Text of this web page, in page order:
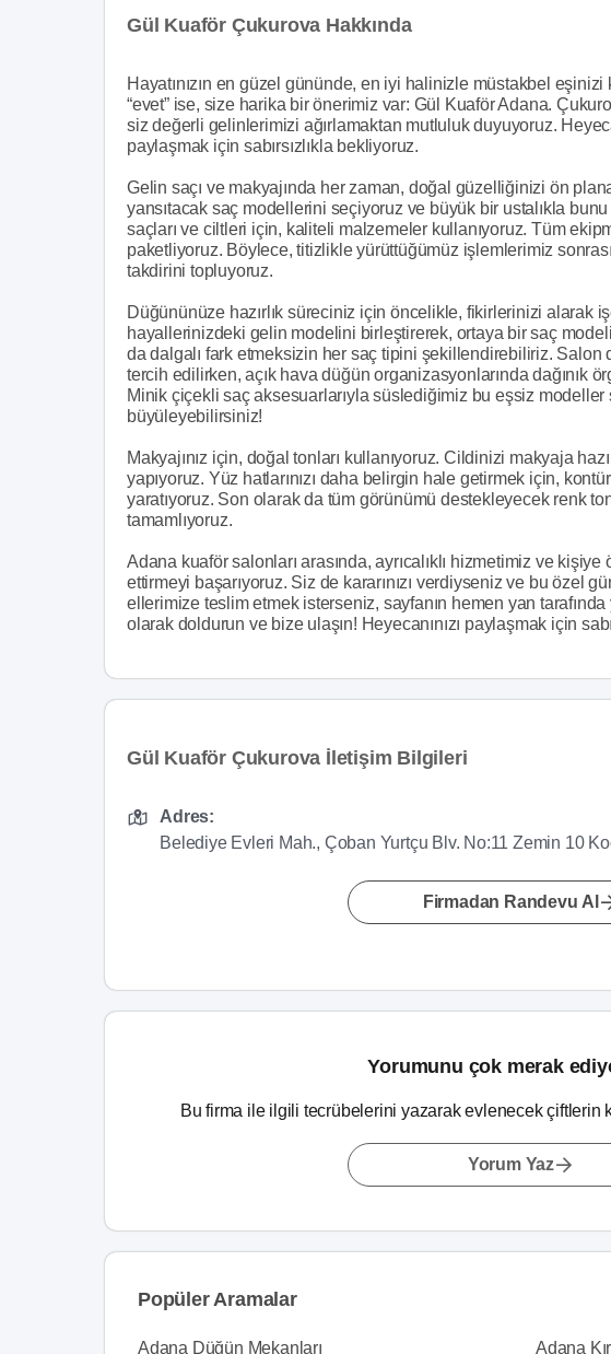
Gül Kuaför Çukurova Hakkında
Hayatınızın en güzel gününde, en iyi halinizle müstakbel eşinizi
“evet” ise, size harika bir önerimiz var: Gül Kuaför Adana.
siz değerli gelinlerimizi ağırlamaktan mutluluk duyuyoruz.
paylaşmak için sabırsızlıkla bekliyoruz.
Gelin saçı ve makyajında her zaman, doğal güzelliğinizi ön plana
yansıtacak saç modellerini seçiyoruz ve büyük bir ustalıkla
saçları ve ciltleri için, kaliteli malzemeler kullanıyoruz. Tüm
paketliyoruz. Böylece, titizlikle yürüttüğümüz işlemlerimiz
takdirini topluyoruz.
Düğününüze hazırlık süreciniz için öncelikle, fikirlerinizi alarak
hayallerinizdeki gelin modelini birleştirerek, ortaya bir saç modeli
da dalgalı fark etmeksizin her saç tipini şekillendirebiliriz.
tercih edilirken, açık hava düğün organizasyonlarında dağınık
Minik çiçekli saç aksesuarlarıyla süslediğimiz bu eşsiz
büyüleyebilirsiniz!
Makyajınız için, doğal tonları kullanıyoruz. Cildinizi makyaja
yapıyoruz. Yüz hatlarınızı daha belirgin hale getirmek için,
yaratıyoruz. Son olarak da tüm görünümü destekleyecek renk
tamamlıyoruz.
Adana kuaför salonları arasında, ayrıcalıklı hizmetimiz ve
ettirmeyi başarıyoruz. Siz de kararınızı verdiyseniz ve bu özel
ellerimize teslim etmek isterseniz, sayfanın hemen yan
olarak doldurun ve bize ulaşın! Heyecanınızı paylaşmak için
Gül Kuaför Çukurova İletişim Bilgileri
Adres:
Belediye Evleri Mah., Çoban Yurtçu Blv. No:11 Zemin 10
Firmadan Randevu Al
Yorumunu çok merak
Bu firma ile ilgili tecrübelerini yazarak evlenecek çiftlerin
Yorum Yaz
Popüler Aramalar
Adana Düğün Mekanları Adana